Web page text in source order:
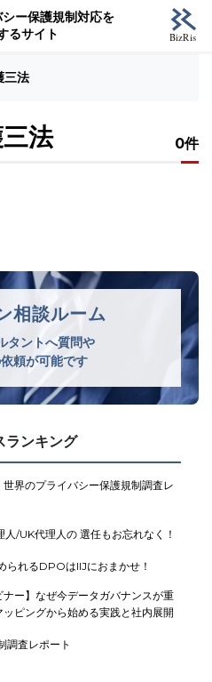
ー保護規制対応を
るサイト
三法
法 0件
相談ルーム
タントへ質問や
頼が可能です
ランキング
世界のプライバシー保護規制調査レ
/UK代理人の 選任もお忘れなく！
られるDPOはIIJにおまかせ！
ナー】なぜ今データガバナンスが重
ピングから始める実践と社内展開
調査レポート